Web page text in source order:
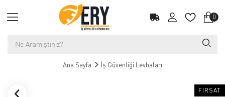
0
Ana Sayfa İş Güvenliği Levhaları
FIRSAT